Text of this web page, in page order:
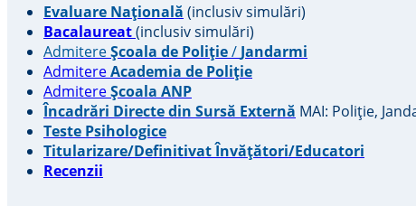
Evaluare Națională (inclusiv simulări)
Bacalaureat(inclusiv simulări)
AdmitereȘcoala de Poliție/ Jandarmi
AdmitereAcademia de Poliție
AdmitereȘcoala ANP
Încadrări Directe din Sursă Externă MAI: Poliție,
Teste Psihologice
Titularizare/Definitivat Învățători/Educatori
Recenzii